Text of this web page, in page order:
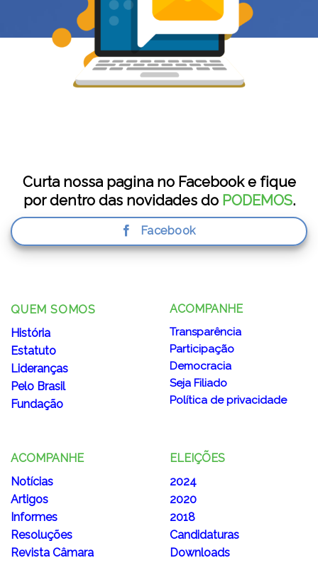
Curta nossa pagina no Facebook e fique
por dentro das novidades do PODEMOS.
Facebook
QUEM SOMOS
História
Estatuto
Lideranças
Pelo Brasil
Fundação
ACOMPANHE
Transparência
Participação
Democracia
Seja Filiado
Política de privacidade
ACOMPANHE
Notícias
Artigos
Informes
Resoluções
Revista Câmara
ELEIÇÕES
2024
2020
2018
Candidaturas
Downloads